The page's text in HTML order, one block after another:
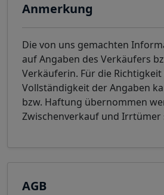
Anmerkung
Die von uns gemachten
auf Angaben des Verkäufers
Verkäuferin. Für die Richtigkeit
Vollständigkeit der Angaben
bzw. Haftung übernommen
Zwischenverkauf und Irrtümer
AGB